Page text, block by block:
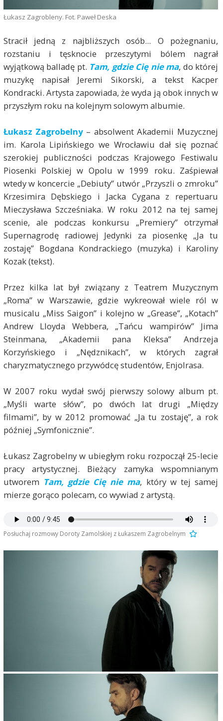
Łukasz Zagrobleny. Fot. Paweł Deska
Stracił jedną z najbliższych osób... O pożegnaniu,
rozstaniu i tęsknocie przeszytymi bólem nagrał
wyjątkową balladę pt. Tam, gdzie Cię nie ma, do której
muzykę napisał Jeremi Sikorski, a tekst Kacper
Kondracki. Artysta zapowiada, że wyda ją obok innych w
przyszłym roku na kolejnym solowym albumie.
Łukasz Zagrobelny– absolwent Akademii Muzycznej
im. Karola Lipińskiego we Wrocławiu dał się poznać
szerokiej publiczności podczas Krajowego Festiwalu
Piosenki Polskiej w Opolu w 1999 roku. Zaśpiewał
wtedy w koncercie „Debiuty” utwór „Przyszli o zmroku”
Krzesimira Dębskiego i Jacka Cygana z repertuaru
Mieczysława Szcześniaka. W roku 2012 na tej samej
scenie, ale podczas konkursu „Premiery” otrzymał
Supernagrodę radiowej Jedynki za piosenkę „Ja tu
zostaję” Bogdana Kondrackiego (muzyka) i Karoliny
Kozak (tekst).
Przez kilka lat był związany z Teatrem Muzycznym
„Roma” w Warszawie, gdzie wykreował wiele ról w
musicalu „Miss Saigon” i kolejno w „Grease”, „Kotach”
Andrew Lloyda Webbera, „Tańcu wampirów” Jima
Steinmana, „Akademii pana Kleksa” Andrzeja
Korzyńskiego i „Nędznikach”, w których zagrał
charyzmatycznego przywódcę studentów, Enjolrasa.
W 2007 roku wydał swój pierwszy solowy album pt.
„Myśli warte słów”, po dwóch lat drugi „Między
filmami”, by w 2012 promować „Ja tu zostaję”, a rok
później „Symfonicznie”.
Łukasz Zagrobelny w ubiegłym roku rozpoczął 25-lecie
pracy artystycznej. Bieżący zamyka wspomnianym
utworem Tam, gdzie Cię nie ma, który w tej samej
mierze gorąco polecam, co wywiad z artystą.
Posłuchaj rozmowy Doroty Zamolskiej z Łukaszem Zagrobelnym